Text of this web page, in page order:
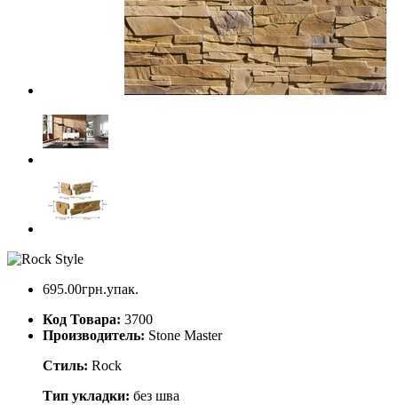
695.00грн.упак.
Код Товара: 3700
Производитель: Stone Master
Стиль: Rock
Тип укладки: без шва